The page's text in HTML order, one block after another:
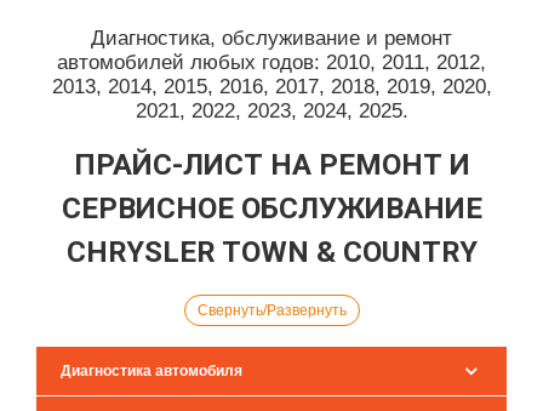
Диагностика, обслуживание и ремонт
автомобилей любых годов: 2010, 2011, 2012,
2013, 2014, 2015, 2016, 2017, 2018, 2019, 2020,
2021, 2022, 2023, 2024, 2025.
ПРАЙС-ЛИСТ НА РЕМОНТ И
СЕРВИСНОЕ ОБСЛУЖИВАНИЕ
CHRYSLER TOWN & COUNTRY
Свернуть/Развернуть
Диагностика автомобиля